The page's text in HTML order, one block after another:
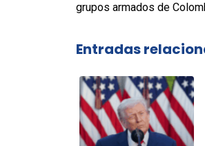
grupos armados de
Entradas